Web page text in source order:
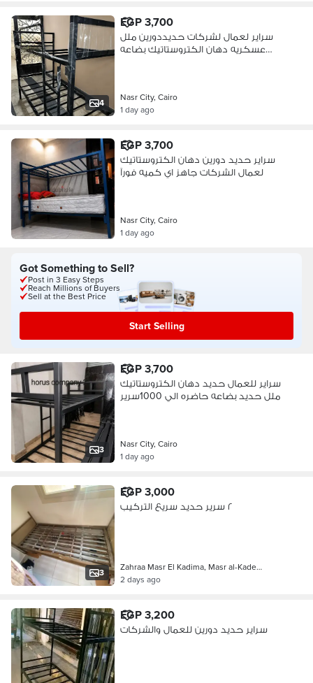
4
EGP 3,700
سراير لعمال لشركات حديددورين ملل
عسكريه دهان الكتروستاتيك بضاعه
Nasr City, Cairo
1 day ago
EGP 3,700
سراير حديد دورين دهان الكتروستاتيك
لعمال الشركات جاهز اي كميه فورآ
Nasr City, Cairo
1 day ago
Got Something to Sell?
Post in 3 Easy Steps
Reach Millions of Buyers
Sell at the Best Price
Start Selling
3
EGP 3,700
سراير للعمال حديد دهان الكتروستاتيك
ملل حديد بضاعه حاضره الي 1000سرير
Nasr City, Cairo
1 day ago
3
EGP 3,000
٢ سرير حديد سريع التركيب
Zahraa Masr El Kadima, Masr al-Kade…
2 days ago
EGP 3,200
سراير حديد دورين للعمال والشركات